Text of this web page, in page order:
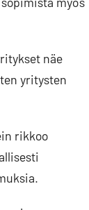
näe
yritysten
rikkoo